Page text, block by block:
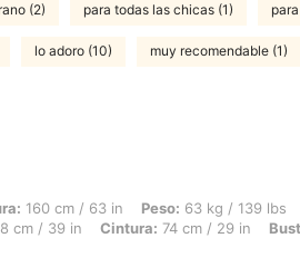
(2) para todas las chicas (1)
lo adoro (10) muy recomendable (1)
/ 63 in, Peso: 63 kg / 139 lbs, Forma del
160 cm / 63 in Peso: 63 kg / 139 lbs
cm / 39 in Cintura: 74 cm / 29 in